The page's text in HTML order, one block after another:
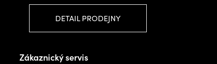
DETAIL PRODEJNY
Zákaznický servis